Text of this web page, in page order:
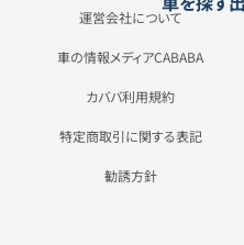
運営会社について
車の情報メディアCABABA
カババ利用規約
特定商取引に関する表記
勧誘方針